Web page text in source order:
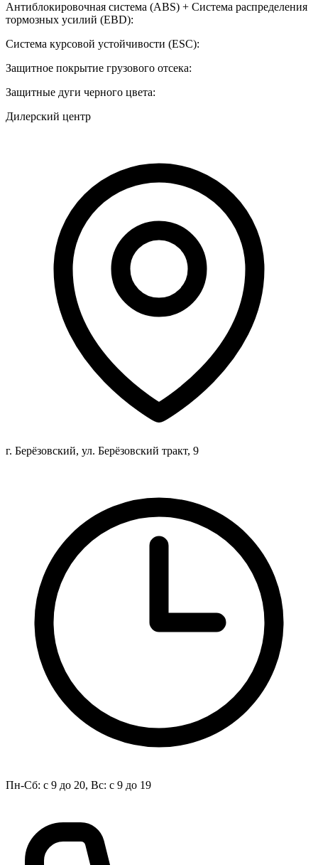
Антиблокировочная система (ABS) + Система распределения
тормозных усилий (EBD):
Система курсовой устойчивости (ESC):
Защитное покрытие грузового отсека:
Защитные дуги черного цвета:
Дилерский центр
г. Берёзовский, ул. Берёзовский тракт, 9
Пн-Сб: с 9 до 20, Вс: с 9 до 19